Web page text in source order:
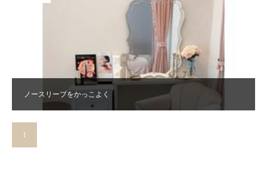
ノースリーブをかっこよく
1